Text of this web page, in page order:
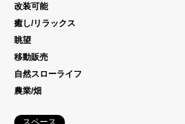
改装可能
癒し/リラックス
眺望
移動販売
自然スローライフ
農業/畑
スペース